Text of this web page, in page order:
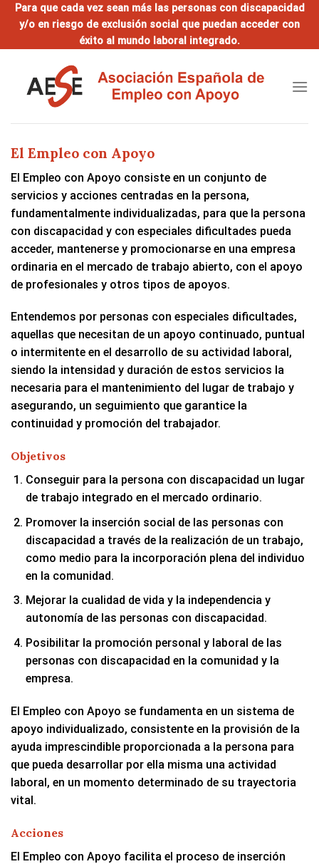
SaltarPara que cada vez sean más las personas con discapacidad
y/o en riesgo de exclusión social que puedan acceder con
éxito al mundo laboral integrado.
El Empleo con Apoyo
El Empleo con Apoyo consiste en un conjunto de
servicios y acciones centradas en la persona,
fundamentalmente individualizadas, para que la persona
con discapacidad y con especiales dificultades pueda
acceder, mantenerse y promocionarse en una empresa
ordinaria en el mercado de trabajo abierto, con el apoyo
de profesionales y otros tipos de apoyos.
Entendemos por personas con especiales dificultades,
aquellas que necesitan de un apoyo continuado, puntual
o intermitente en el desarrollo de su actividad laboral,
siendo la intensidad y duración de estos servicios la
necesaria para el mantenimiento del lugar de trabajo y
asegurando, un seguimiento que garantice la
continuidad y promoción del trabajador.
Objetivos
Conseguir para la persona con discapacidad un lugar
de trabajo integrado en el mercado ordinario.
Promover la inserción social de las personas con
discapacidad a través de la realización de un trabajo,
como medio para la incorporación plena del individuo
en la comunidad.
Mejorar la cualidad de vida y la independencia y
autonomía de las personas con discapacidad.
Posibilitar la promoción personal y laboral de las
personas con discapacidad en la comunidad y la
empresa.
El Empleo con Apoyo se fundamenta en un sistema de
apoyo individualizado, consistente en la provisión de la
ayuda imprescindible proporcionada a la persona para
que pueda desarrollar por ella misma una actividad
laboral, en un momento determinado de su trayectoria
vital.
Acciones
El Empleo con Apoyo facilita el proceso de inserción